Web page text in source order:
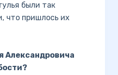
были так
что пришлось их
Александровича